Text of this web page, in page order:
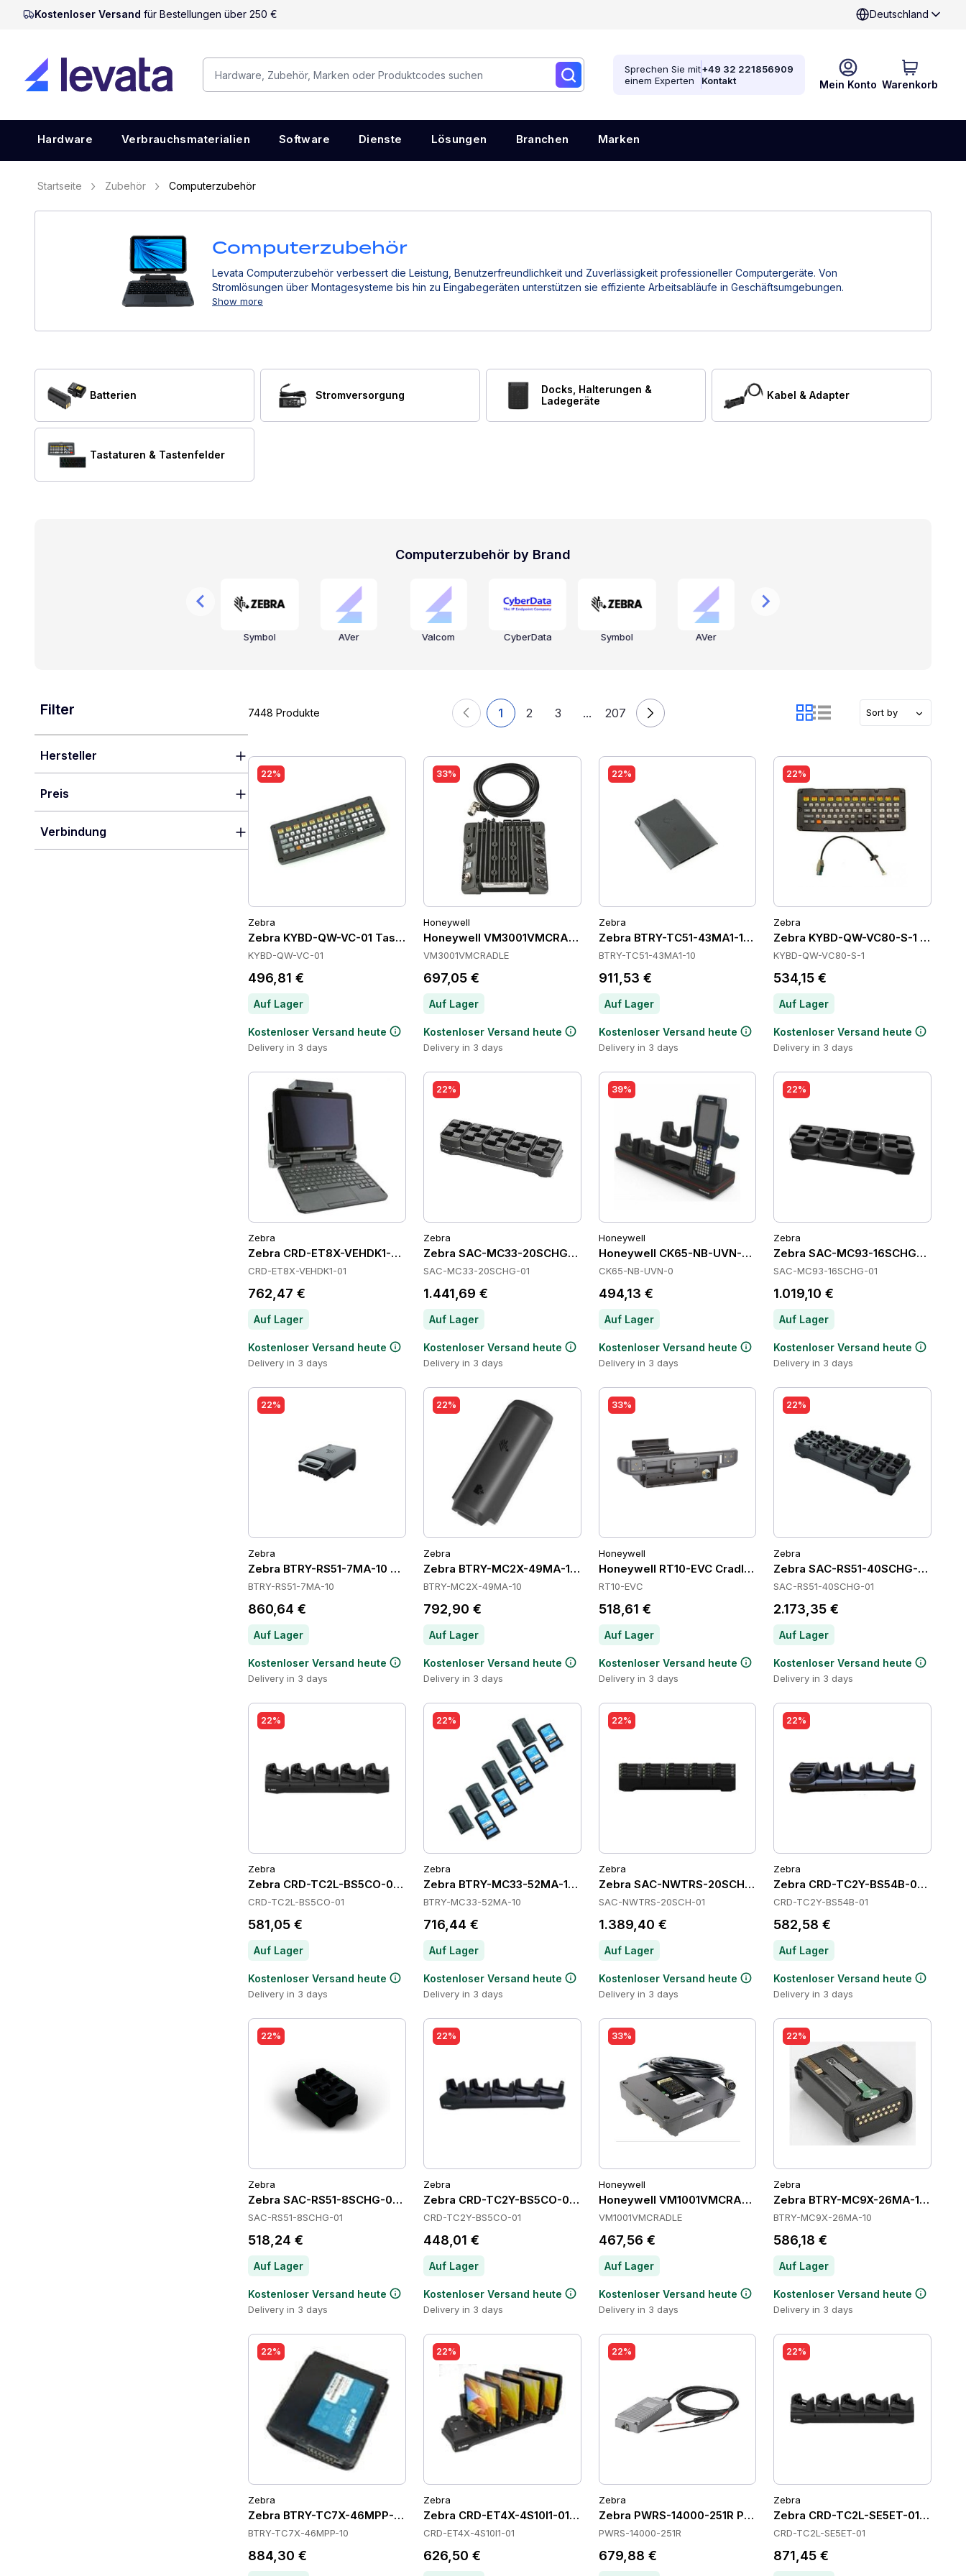
Kostenloser Versand für Bestellungen über 250 € Deutschland
Mein Konto Warenkorb
Sprechen Sie mit
einem Experten
+49 32 221856909
Kontakt
Hardware Verbrauchsmaterialien Software Dienste Lösungen Branchen Marken
Startseite Zubehör Computerzubehör
Computerzubehör
Levata Computerzubehör verbessert die Leistung, Benutzerfreundlichkeit und Zuverlässigkeit professioneller Computergeräte. Von
Stromlösungen über Montagesysteme bis hin zu Eingabegeräten unterstützen sie effiziente Arbeitsabläufe in Geschäftsumgebungen.
Show more
Batterien Stromversorgung
Docks, Halterungen &
Ladegeräte
Kabel & Adapter
Tastaturen & Tastenfelder
Computerzubehör by Brand
Symbol AVer Valcom CyberData Symbol AVer
Filter
Hersteller
Preis
Verbindung
7448 Produkte 1 2 3 ... 207 Sort by
22%
Zebra
Zebra KYBD-QW-VC-01 Tastaturen
KYBD-QW-VC-01
496,81 €
Auf Lager
Kostenloser Versand heute
Delivery in 3 days
33%
Honeywell
Honeywell VM3001VMCRADLE Cradles
VM3001VMCRADLE
697,05 €
Auf Lager
Kostenloser Versand heute
Delivery in 3 days
22%
Zebra
Zebra BTRY-TC51-43MA1-10 Batteries
BTRY-TC51-43MA1-10
911,53 €
Auf Lager
Kostenloser Versand heute
Delivery in 3 days
22%
Zebra
Zebra KYBD-QW-VC80-S-1
KYBD-QW-VC80-S-1
534,15 €
Auf Lager
Kostenloser Versand heute
Delivery in 3 days
Zebra
Zebra CRD-ET8X-VEHDK1-01 Cradles
CRD-ET8X-VEHDK1-01
762,47 €
Auf Lager
Kostenloser Versand heute
Delivery in 3 days
22%
Zebra
Zebra SAC-MC33-20SCHG-01 Cradles
SAC-MC33-20SCHG-01
1.441,69 €
Auf Lager
Kostenloser Versand heute
Delivery in 3 days
39%
Honeywell
Honeywell CK65-NB-UVN-0 Cradles
CK65-NB-UVN-0
494,13 €
Auf Lager
Kostenloser Versand heute
Delivery in 3 days
22%
Zebra
Zebra SAC-MC93-16SCHG-01
SAC-MC93-16SCHG-01
1.019,10 €
Auf Lager
Kostenloser Versand heute
Delivery in 3 days
22%
Zebra
Zebra BTRY-RS51-7MA-10 Batteries
BTRY-RS51-7MA-10
860,64 €
Auf Lager
Kostenloser Versand heute
Delivery in 3 days
22%
Zebra
Zebra BTRY-MC2X-49MA-10 Batteries
BTRY-MC2X-49MA-10
792,90 €
Auf Lager
Kostenloser Versand heute
Delivery in 3 days
33%
Honeywell
Honeywell RT10-EVC Cradles
RT10-EVC
518,61 €
Auf Lager
Kostenloser Versand heute
Delivery in 3 days
22%
Zebra
Zebra SAC-RS51-40SCHG-01
SAC-RS51-40SCHG-01
2.173,35 €
Auf Lager
Kostenloser Versand heute
Delivery in 3 days
22%
Zebra
Zebra CRD-TC2L-BS5CO-01 Cradles
CRD-TC2L-BS5CO-01
581,05 €
Auf Lager
Kostenloser Versand heute
Delivery in 3 days
22%
Zebra
Zebra BTRY-MC33-52MA-10 Batteries
BTRY-MC33-52MA-10
716,44 €
Auf Lager
Kostenloser Versand heute
Delivery in 3 days
22%
Zebra
Zebra SAC-NWTRS-20SCH-01 Batteries
SAC-NWTRS-20SCH-01
1.389,40 €
Auf Lager
Kostenloser Versand heute
Delivery in 3 days
22%
Zebra
Zebra CRD-TC2Y-BS54B-01
CRD-TC2Y-BS54B-01
582,58 €
Auf Lager
Kostenloser Versand heute
Delivery in 3 days
22%
Zebra
Zebra SAC-RS51-8SCHG-01 Batteries
SAC-RS51-8SCHG-01
518,24 €
Auf Lager
Kostenloser Versand heute
Delivery in 3 days
22%
Zebra
Zebra CRD-TC2Y-BS5CO-01 Cradles
CRD-TC2Y-BS5CO-01
448,01 €
Auf Lager
Kostenloser Versand heute
Delivery in 3 days
33%
Honeywell
Honeywell VM1001VMCRADLE Cradles
VM1001VMCRADLE
467,56 €
Auf Lager
Kostenloser Versand heute
Delivery in 3 days
22%
Zebra
Zebra BTRY-MC9X-26MA-10
BTRY-MC9X-26MA-10
586,18 €
Auf Lager
Kostenloser Versand heute
Delivery in 3 days
22%
Zebra
Zebra BTRY-TC7X-46MPP-10 Batteries
BTRY-TC7X-46MPP-10
884,30 €
22%
Zebra
Zebra CRD-ET4X-4S10I1-01 Cradles
CRD-ET4X-4S10I1-01
626,50 €
22%
Zebra
Zebra PWRS-14000-251R Power Supply
PWRS-14000-251R
679,88 €
22%
Zebra
Zebra CRD-TC2L-SE5ET-01 Cradles
CRD-TC2L-SE5ET-01
871,45 €